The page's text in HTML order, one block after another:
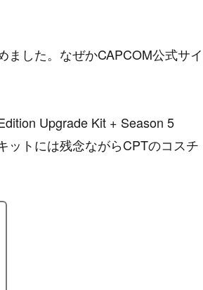
した。なぜかCAPCOM公式サイ